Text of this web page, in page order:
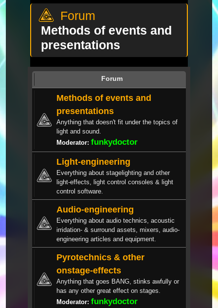
Methods of events and
presentations
Forum
Methods of events and
presentations
Anything that doesn't fit under the topics of
light and sound.
Moderator: funkydoctor
Light-engineering
Everything about stagelighting and other
light-effects, light control consoles & light
control software.
Audio-engineering
Everything about audio technics, acoustic
irridation- & surround assets, mixers, audio-
engineering articles and equipment.
Pyrotechnics & other
onstage-effects
Anything that goes BANG, stinks awfully or
has any other great effect on stages.
Moderator: funkydoctor